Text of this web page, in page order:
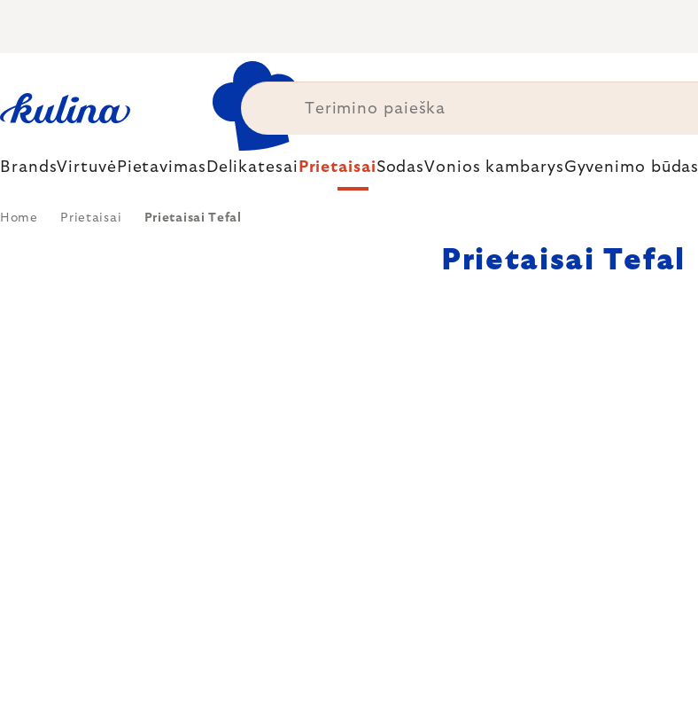
BrandsVirtuvė Pietavimas Delikatesai PrietaisaiSodasVonios kambarysGyvenimo būdas
Home Prietaisai Prietaisai Tefal
Prietaisai Tefal